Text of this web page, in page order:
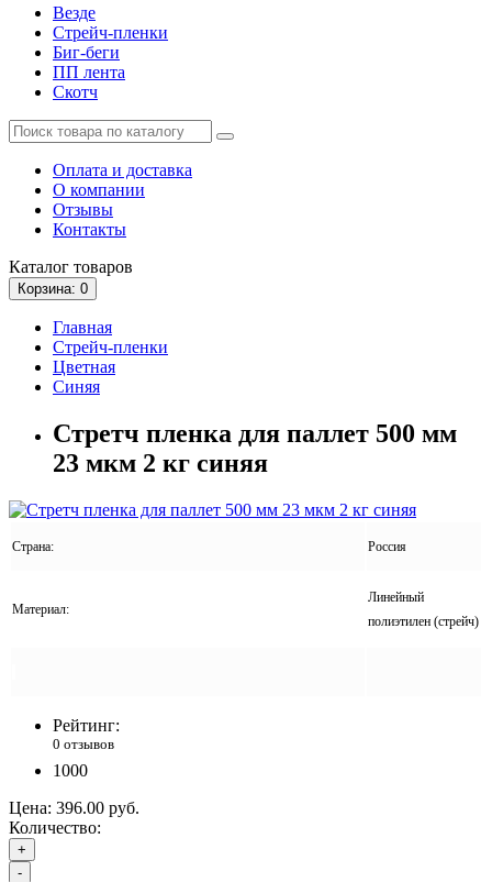
Везде
Стрейч-пленки
Биг-беги
ПП лента
Скотч
Оплата и доставка
О компании
Отзывы
Контакты
Каталог товаров
Корзина: 0
Главная
Стрейч-пленки
Цветная
Синяя
Стретч пленка для паллет 500 мм
23 мкм 2 кг синяя
Страна: Россия
Материал:
Линейный
полиэтилен (стрейч)
Рейтинг:
0 отзывов
1000
Цена: 396.00 руб.
Количество:
+
-